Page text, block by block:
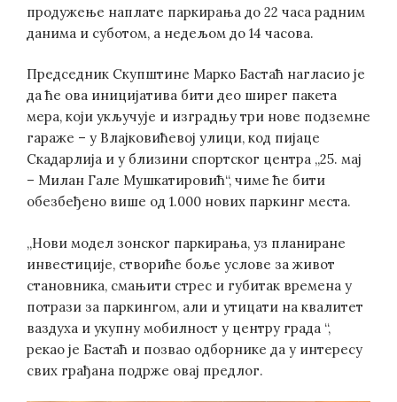
продужење наплате паркирања до 22 часа радним
данима и суботом, а недељом до 14 часова.
Председник Скупштине Марко Бастаћ нагласио је
да ће ова иницијатива бити део ширег пакета
мера, који укључује и изградњу три нове подземне
гараже – у Влајковићевој улици, код пијаце
Скадарлија и у близини спортског центра „25. мај
– Милан Гале Мушкатировић“, чиме ће бити
обезбеђено више од 1.000 нових паркинг места.
„Нови модел зонског паркирања, уз планиране
инвестиције, створиће боље услове за живот
становника, смањити стрес и губитак времена у
потрази за паркингом, али и утицати на квалитет
ваздуха и укупну мобилност у центру града “,
рекао је Бастаћ и позвао одборнике да у интересу
свих грађана подрже овај предлог.